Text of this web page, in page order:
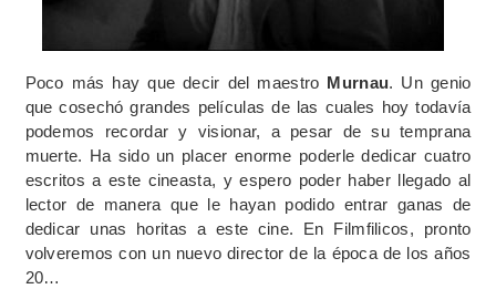
Poco más hay que decir del maestro Murnau. Un genio
que cosechó grandes películas de las cuales hoy todavía
podemos recordar y visionar, a pesar de su temprana
muerte. Ha sido un placer enorme poderle dedicar cuatro
escritos a este cineasta, y espero poder haber llegado al
lector de manera que le hayan podido entrar ganas de
dedicar unas horitas a este cine. En Filmfilicos, pronto
volveremos con un nuevo director de la época de los años
20…